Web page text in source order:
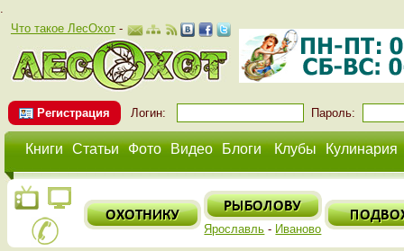
.
Что такое ЛесОхот-
Регистрация Логин: Пароль:
Книги Статьи Фото Видео Блоги Клубы Кулинария
Ярославль - Иваново